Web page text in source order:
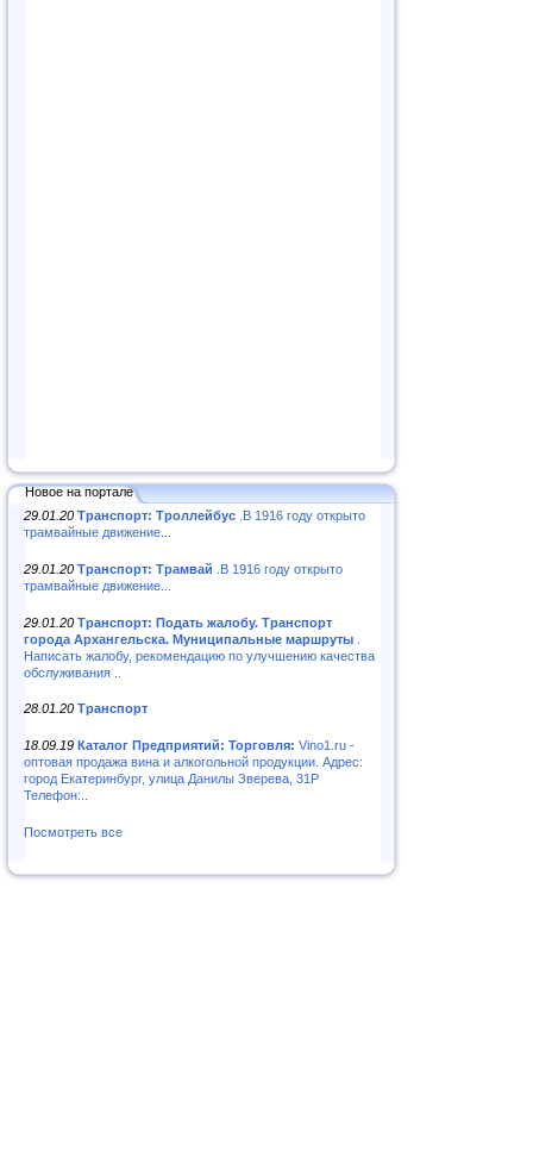
Новое на портале
29.01.20 Транспорт: Троллейбус .В 1916 году открыто
трамвайные движение...
29.01.20 Транспорт: Трамвай .В 1916 году открыто
трамвайные движение...
29.01.20 Транспорт: Подать жалобу. Транспорт
города Архангельска. Муниципальные маршруты
Написать жалобу, рекомендацию по улучшению качества
обслуживания ..
28.01.20 Транспорт
18.09.19 Каталог Предприятий: Торговля: Vino1.ru -
оптовая продажа вина и алкогольной продукции. Адрес:
город Екатеринбург, улица Данилы Зверева, 31Р
Телефон:..
Посмотреть все